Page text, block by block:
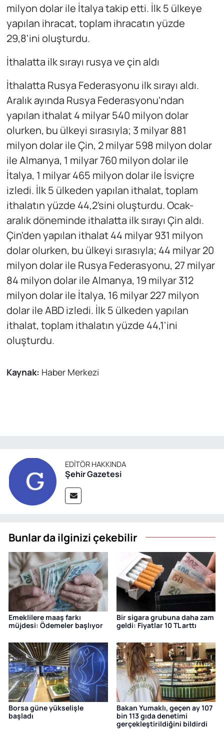
milyon dolar ile İtalya takip etti. İlk 5 ülkeye
yapılan ihracat, toplam ihracatın yüzde
29,8'ini oluşturdu.
İthalatta ilk sırayı rusya ve çin aldı
İthalatta Rusya Federasyonu ilk sırayı aldı.
Aralık ayında Rusya Federasyonu'ndan
yapılan ithalat 4 milyar 540 milyon dolar
olurken, bu ülkeyi sırasıyla; 3 milyar 881
milyon dolar ile Çin, 2 milyar 598 milyon dolar
ile Almanya, 1 milyar 760 milyon dolar ile
İtalya, 1 milyar 465 milyon dolar ile İsviçre
izledi. İlk 5 ülkeden yapılan ithalat, toplam
ithalatın yüzde 44,2'sini oluşturdu. Ocak-
aralık döneminde ithalatta ilk sırayı Çin aldı.
Çin'den yapılan ithalat 44 milyar 931 milyon
dolar olurken, bu ülkeyi sırasıyla; 44 milyar 20
milyon dolar ile Rusya Federasyonu, 27 milyar
84 milyon dolar ile Almanya, 19 milyar 312
milyon dolar ile İtalya, 16 milyar 227 milyon
dolar ile ABD izledi. İlk 5 ülkeden yapılan
ithalat, toplam ithalatın yüzde 44,1'ini
oluşturdu.
Kaynak: Haber Merkezi
EDITÖR HAKKINDA
Şehir Gazetesi
Bunlar da ilginizi çekebilir
Emeklilere maaş farkı
müjdesi: Ödemeler başlıyor
Bir sigara grubuna daha zam
geldi: Fiyatlar 10 TL arttı
Borsa güne yükselişle
başladı
Bakan Yumaklı, geçen ay 107
bin 113 gıda denetimi
gerçekleştirildiğini bildirdi